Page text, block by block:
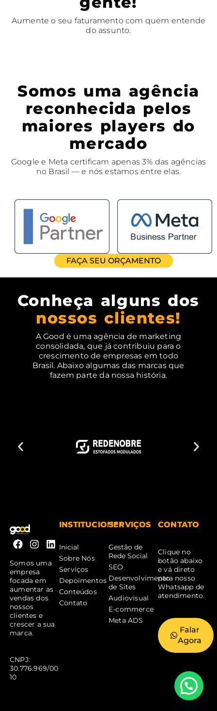
Aumente o seu faturamento com quem entende
do assunto.
Somos uma agência
reconhecida pelos
maiores players do
mercado
Google e Meta certificam apenas 3% das agências
no Brasil — e nós estamos entre elas.
FAÇA SEU ORÇAMENTO
Conheça alguns dos
nossos clientes!
A Good é uma agência de marketing
consolidada, que já contribuiu para o
crescimento de empresas em todo
Brasil. Abaixo algumas das marcas que
fazem parte da nossa história.
Somos uma
empresa
focada em
aumentar as
vendas dos
nossos
clientes e
crescer a sua
marca.
CNPJ:
30.776.969/0001-
10
INSTITUCIONAL
Inicial
Sobre Nós
Serviços
Depoimentos
Conteúdos
Contato
SERVIÇOS
Gestão de
Rede Social
SEO
Desenvolvimento
de Sites
Audiovisual
E-commerce
Meta ADS
CONTATO
Clique no
botão abaixo
e vá direto
para nosso
Whatsapp de
atendimento.
Falar
Agora